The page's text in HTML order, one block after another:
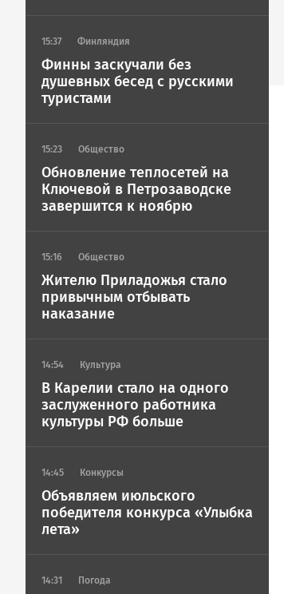
15:37 Финляндия
Финны заскучали без
душевных бесед с русскими
туристами
15:23 Общество
Обновление теплосетей на
Ключевой в Петрозаводске
завершится к ноябрю
15:16 Общество
Жителю Приладожья стало
привычным отбывать
наказание
14:54 Культура
В Карелии стало на одного
заслуженного работника
культуры РФ больше
14:45 Конкурсы
Объявляем июльского
победителя конкурса «Улыбка
лета»
14:31 Погода